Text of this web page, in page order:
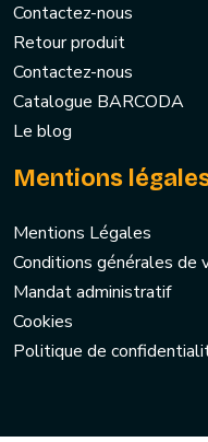
Contactez-nous
Retour produit
Contactez-nous
Catalogue BARCODA
Le blog
Mentions
Mentions Légales
Conditions générales de
Mandat administratif
Cookies
Politique de